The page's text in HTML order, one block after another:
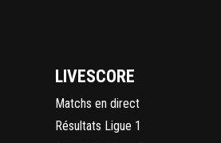
LIVESCORE
Matchs en direct
Résultats Ligue 1